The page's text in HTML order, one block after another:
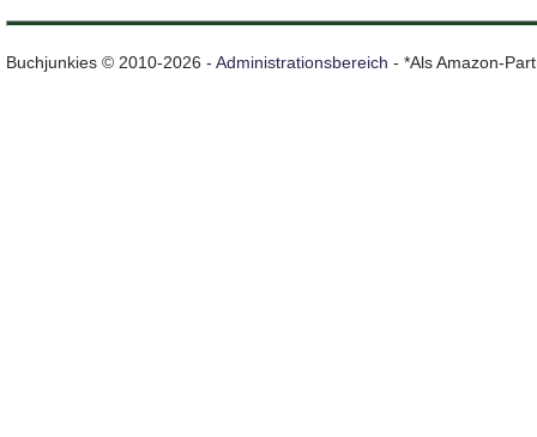
Buchjunkies © 2010-2026 - Administrationsbereich - *Als Amazon-